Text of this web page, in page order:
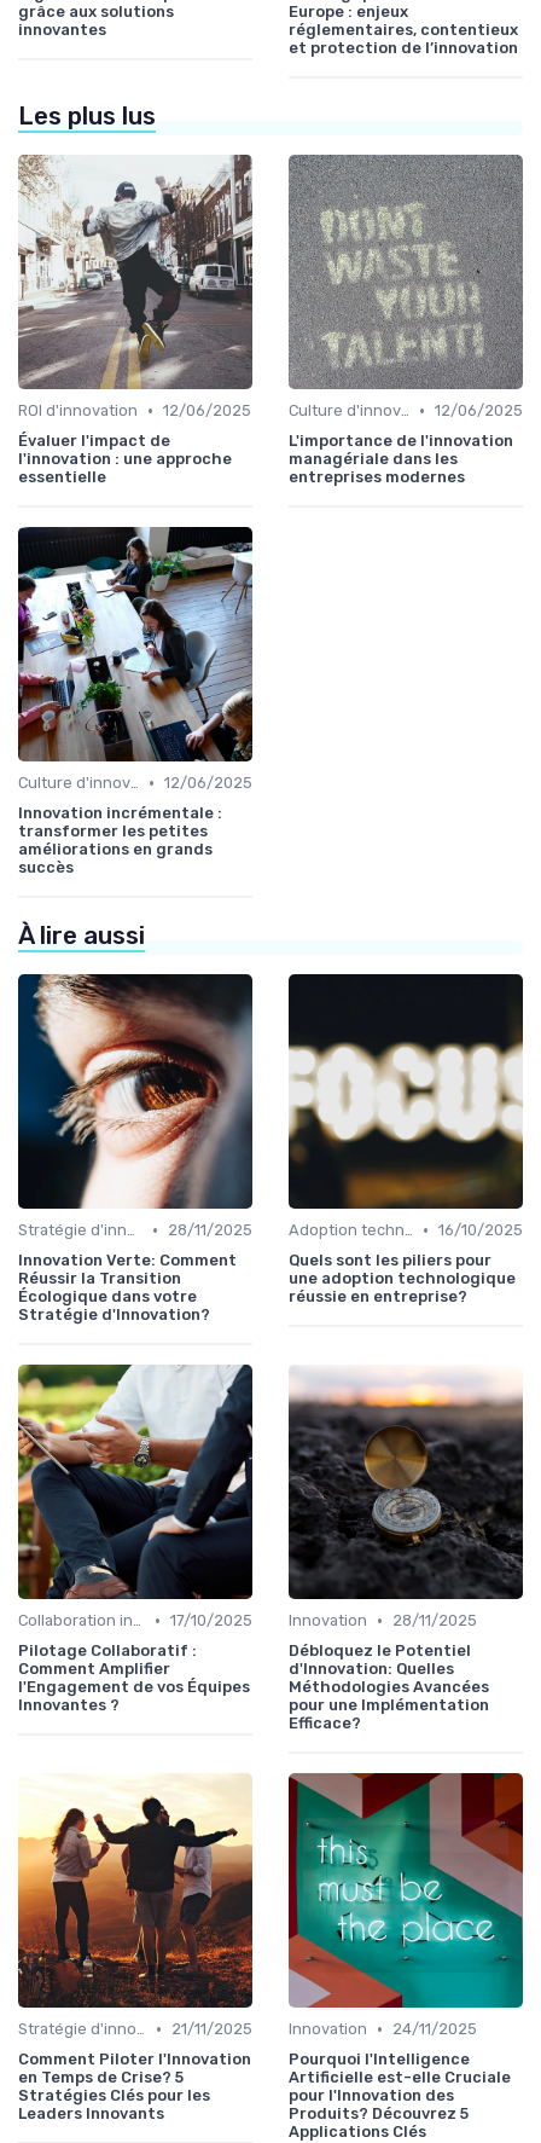
grâce aux solutions
innovantes
Europe : enjeux
réglementaires, contentieux
et protection de l’innovation
Les plus lus
ROI d'innovation • 12/06/2025
Évaluer l'impact de
l'innovation : une approche
essentielle
Culture d'innovation • 12/06/2025
L'importance de l'innovation
managériale dans les
entreprises modernes
Culture d'innovation • 12/06/2025
Innovation incrémentale :
transformer les petites
améliorations en grands
succès
À lire aussi
Stratégie d'innovation •
28/11/2025
Innovation Verte: Comment
Réussir la Transition
Écologique dans votre
Stratégie d'Innovation?
Adoption technologique • 16/10/2025
Quels sont les piliers pour
une adoption technologique
réussie en entreprise?
Collaboration interdépartementale • 17/10/2025
Pilotage Collaboratif :
Comment Amplifier
l'Engagement de vos Équipes
Innovantes ?
Innovation •
28/11/2025
Débloquez le Potentiel
d'Innovation: Quelles
Méthodologies Avancées
pour une Implémentation
Efficace?
Stratégie d'innovation •
21/11/2025
Comment Piloter l'Innovation
en Temps de Crise? 5
Stratégies Clés pour les
Leaders Innovants
Innovation •
24/11/2025
Pourquoi l'Intelligence
Artificielle est-elle Cruciale
pour l'Innovation des
Produits? Découvrez 5
Applications Clés